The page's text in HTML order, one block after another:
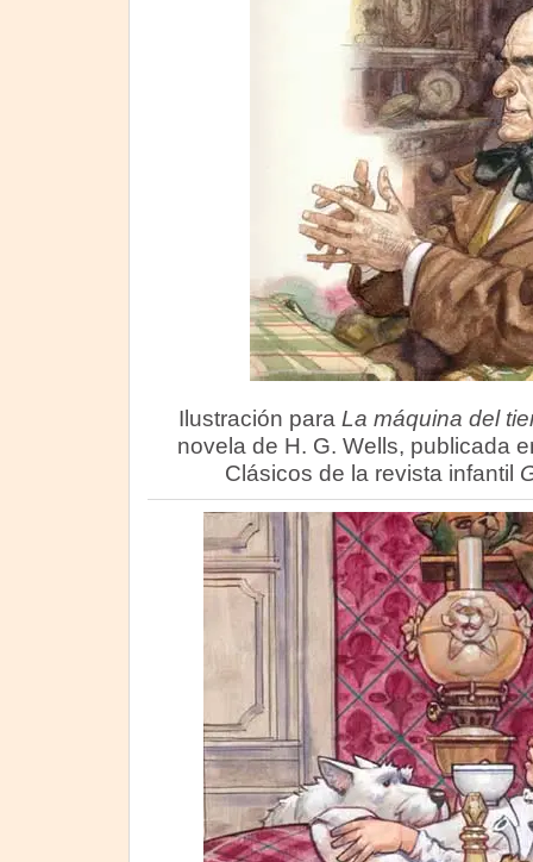
Ilustración para La máquina del
novela de H. G. Wells, publicada
Clásicos de la revista infantil